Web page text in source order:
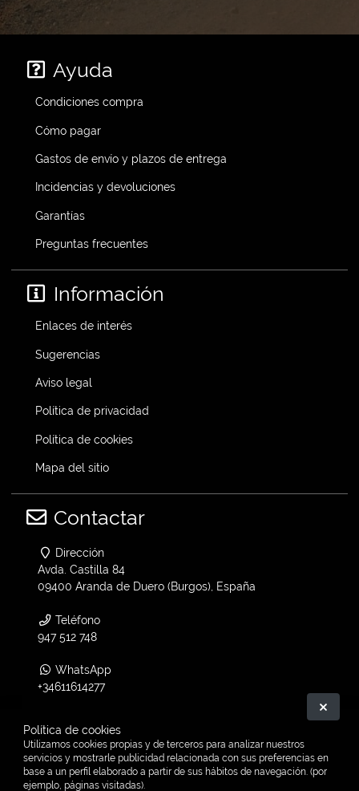
Ayuda
Condiciones compra
Cómo pagar
Gastos de envío y plazos de entrega
Incidencias y devoluciones
Garantías
Preguntas frecuentes
Información
Enlaces de interés
Sugerencias
Aviso legal
Política de privacidad
Política de cookies
Mapa del sitio
Contactar
Dirección
Avda. Castilla 84
09400 Aranda de Duero (Burgos), España
Teléfono
947 512 748
WhatsApp
+34611614277
info@vtwin.es
V-Twin en Facebook
Política de cookies
Utilizamos cookies propias y de terceros para analizar nuestros
servicios y mostrarle publicidad relacionada con sus preferencias en
base a un perfil elaborado a partir de sus hábitos de navegación. (por
ejemplo, páginas visitadas).